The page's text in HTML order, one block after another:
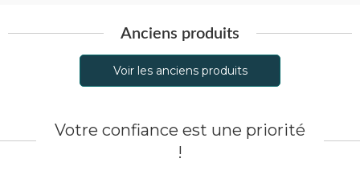
Anciens produits
Voir les anciens produits
Votre confiance est une priorité
!